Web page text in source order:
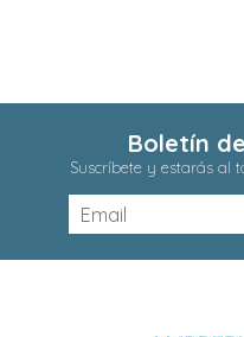
Boletín
Suscríbete y estarás al